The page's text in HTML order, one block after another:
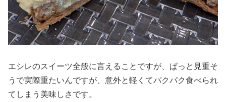
エシレのスイーツ全般に言えることですが、ぱっと見重そ
うで実際重たいんですが、意外と軽くてパクパク食べられ
てしまう美味しさです。